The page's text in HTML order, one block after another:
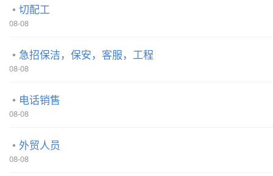
切配工
08-08
急招保洁，保安，客服，工程
08-08
电话销售
08-08
外贸人员
08-08